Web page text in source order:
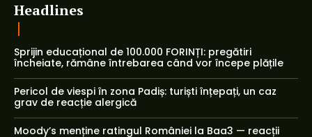
Headlines
Sprijin educațional de 100.000 FORINȚI: pregătiri
încheiate, rămâne întrebarea când vor începe plățile
Pericol de viespi în zona Padiș: turiști înțepați, un caz
grav de reacție alergică
Moody’s menține ratingul României la Baa3 — reacții